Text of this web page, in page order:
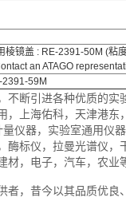
棱镜盖 : RE-2391-50M (粘
an ATAGO
2391-59M
不断引进各种优质的
，上海佑科，天津港
仪器，实验室通用仪
酶标仪，拉曼光谱仪
材，电子，汽车，农
者，昔今以其品质优